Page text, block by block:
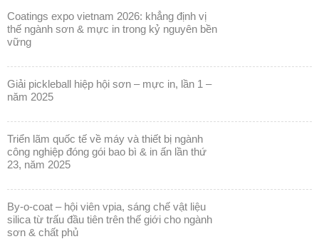
coatings expo vietnam 2026: khẳng định vị
thế ngành sơn & mực in trong kỷ nguyên bền
vững
giải pickleball hiệp hội sơn – mực in, lần 1 –
năm 2025
triển lãm quốc tế về máy và thiết bị ngành
công nghiệp đóng gói bao bì & in ấn lần thứ
23, năm 2025
by-o-coat – hội viên vpia, sáng chế vật liệu
silica từ trấu đầu tiên trên thế giới cho ngành
sơn & chất phủ